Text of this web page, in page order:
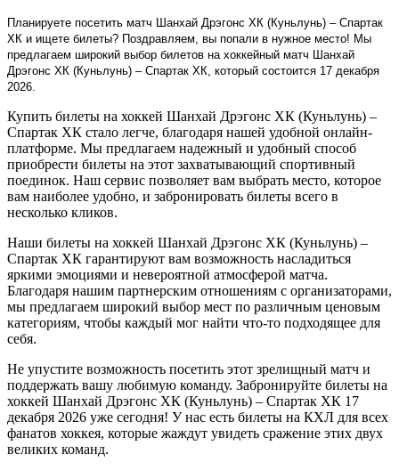
Планируете посетить матч Шанхай Дрэгонс ХК (Куньлунь) – Спартак
ХК и ищете билеты? Поздравляем, вы попали в нужное место! Мы
предлагаем широкий выбор билетов на хоккейный матч Шанхай
Дрэгонс ХК (Куньлунь) – Спартак ХК, который состоится 17 декабря
2026.
Купить билеты на хоккей Шанхай Дрэгонс ХК (Куньлунь) –
Спартак ХК стало легче, благодаря нашей удобной онлайн-
платформе. Мы предлагаем надежный и удобный способ
приобрести билеты на этот захватывающий спортивный
поединок. Наш сервис позволяет вам выбрать место, которое
вам наиболее удобно, и забронировать билеты всего в
несколько кликов.
Наши билеты на хоккей Шанхай Дрэгонс ХК (Куньлунь) –
Спартак ХК гарантируют вам возможность насладиться
яркими эмоциями и невероятной атмосферой матча.
Благодаря нашим партнерским отношениям с организаторами,
мы предлагаем широкий выбор мест по различным ценовым
категориям, чтобы каждый мог найти что-то подходящее для
себя.
Не упустите возможность посетить этот зрелищный матч и
поддержать вашу любимую команду. Забронируйте билеты на
хоккей Шанхай Дрэгонс ХК (Куньлунь) – Спартак ХК 17
декабря 2026 уже сегодня! У нас есть билеты на КХЛ для всех
фанатов хоккея, которые жаждут увидеть сражение этих двух
великих команд.